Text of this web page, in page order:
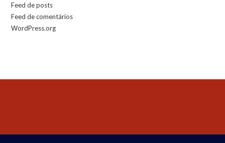
Feed de posts
Feed de comentários
WordPress.org